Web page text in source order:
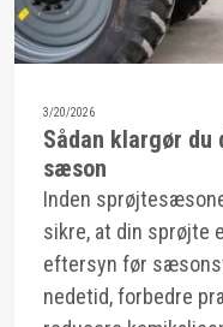
3/20/2026
Sådan klargør
sæson
Inden
sikre, at din sprøjte
eftersyn før
nedetid, forbedre